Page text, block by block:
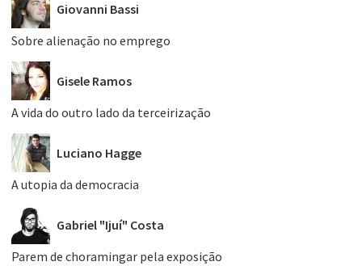
Giovanni Bassi
Sobre alienação no emprego
Gisele Ramos
A vida do outro lado da terceirização
Luciano Hagge
A utopia da democracia
Gabriel "Ijuí" Costa
Parem de choramingar pela exposição